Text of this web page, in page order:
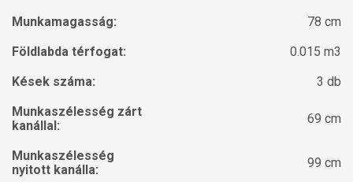
Munkamagasság:
78 cm
Földlabda térfogat:
0.015 m3
Kések száma:
3 db
Munkaszélesség zárt
kanállal:
69 cm
Munkaszélesség
nyitott kanálla:
99 cm